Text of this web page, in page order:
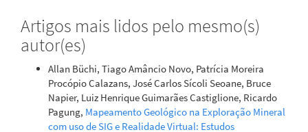
Artigos mais lidos pelo mesmo(s)
autor(es)
Allan Büchi, Tiago Amâncio Novo, Patrícia Moreira
Procópio Calazans, José Carlos Sícoli Seoane, Bruce
Napier, Luiz Henrique Guimarães Castiglione, Ricardo
Pagung, Mapeamento Geológico na Exploração Mineral
com uso de SIG e Realidade Virtual: Estudos